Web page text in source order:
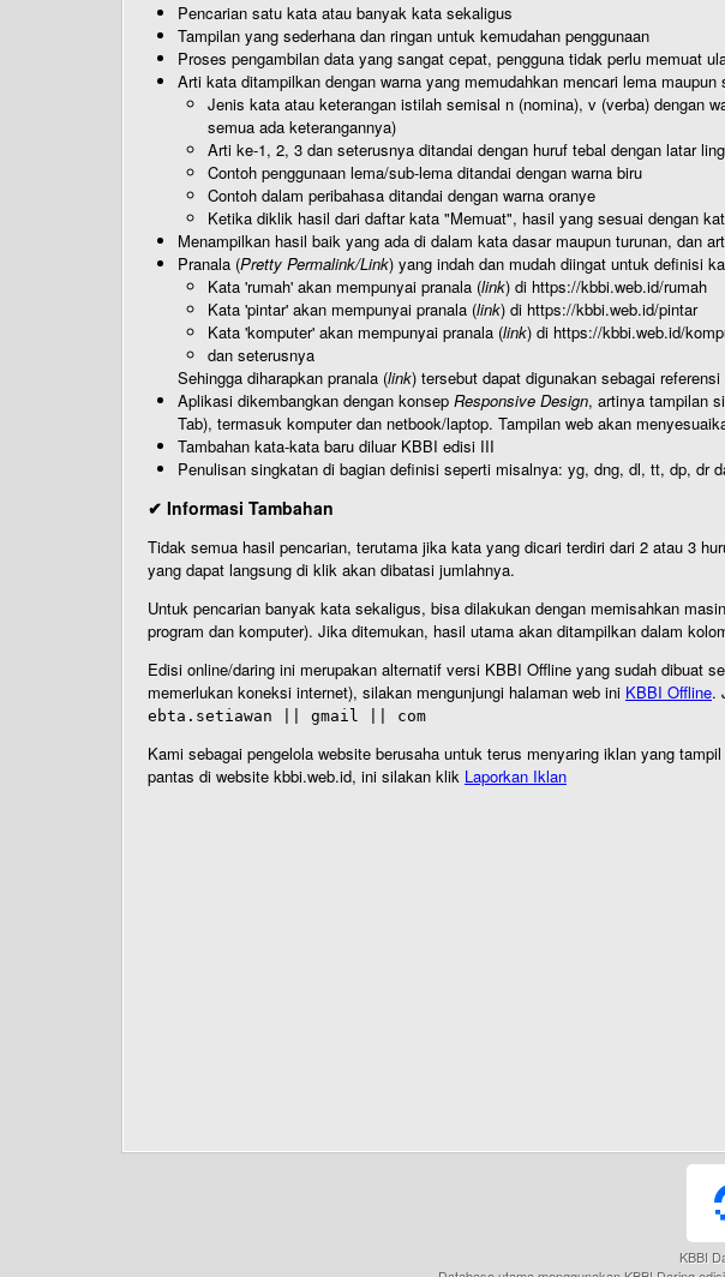
Pencarian satu kata atau banyak kata sekaligus
Tampilan yang sederhana dan ringan untuk kemudahan penggunaan
Proses pengambilan data yang sangat cepat, pengguna tidak perlu memuat
Arti kata ditampilkan dengan warna yang memudahkan mencari lema
Jenis kata atau keterangan istilah semisal n (nomina), v (verba) dengan
semua ada keterangannya)
Arti ke-1, 2, 3 dan seterusnya ditandai dengan huruf tebal dengan latar
Contoh penggunaan lema/sub-lema ditandai dengan warna biru
Contoh dalam peribahasa ditandai dengan warna oranye
Ketika diklik hasil dari daftar kata "Memuat", hasil yang sesuai dengan
Menampilkan hasil baik yang ada di dalam kata dasar maupun turunan, dan
Pranala (Pretty Permalink/Link) yang indah dan mudah diingat untuk definisi
Kata 'rumah' akan mempunyai pranala (link) di https://kbbi.web.id/rumah
Kata 'pintar' akan mempunyai pranala (link) di https://kbbi.web.id/pintar
Kata 'komputer' akan mempunyai pranala (link) di https://kbbi.web.id/
dan seterusnya
Sehingga diharapkan pranala (link) tersebut dapat digunakan sebagai
Aplikasi dikembangkan dengan konsep Responsive Design, artinya tampilan
Tab), termasuk komputer dan netbook/laptop. Tampilan web akan
Tambahan kata-kata baru diluar KBBI edisi III
Penulisan singkatan di bagian definisi seperti misalnya: yg, dng, dl, tt, dp,
✔ Informasi Tambahan
Tidak semua hasil pencarian, terutama jika kata yang dicari terdiri dari 2 atau 3
yang dapat langsung di klik akan dibatasi jumlahnya.
Untuk pencarian banyak kata sekaligus, bisa dilakukan dengan memisahkan
program dan komputer). Jika ditemukan, hasil utama akan ditampilkan dalam
Edisi online/daring ini merupakan alternatif versi KBBI Offline yang sudah dibuat
memerlukan koneksi internet), silakan mengunjungi halaman web ini KBBI Offline.
ebta.setiawan || gmail || com
Kami sebagai pengelola website berusaha untuk terus menyaring iklan yang
pantas di website kbbi.web.id, ini silakan klik Laporkan Iklan
KBBI